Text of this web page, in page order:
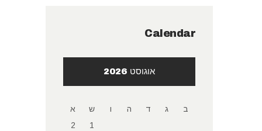
Calendar
אוגוסט 2026
ב ג ד ה ו ש
א
1
2